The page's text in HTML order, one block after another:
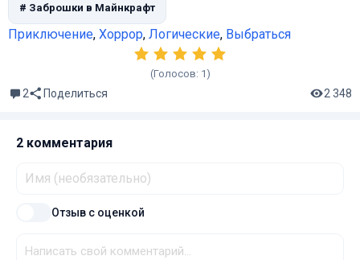
# Заброшки в Майнкрафт
Приключение, Хоррор, Логические, Выбраться
(Голосов: 1 )
2 Поделиться 2 348
2 комментария
Отзыв с оценкой